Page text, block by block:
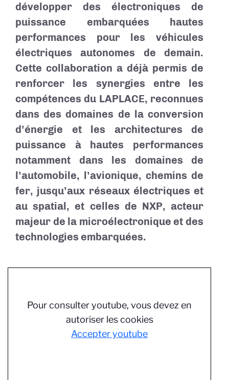
développer des électroniques de
puissance embarquées hautes
performances pour les véhicules
électriques autonomes de demain.
Cette collaboration a déjà permis de
renforcer les synergies entre les
compétences du LAPLACE, reconnues
dans des domaines de la conversion
d’énergie et les architectures de
puissance à hautes performances
notamment dans les domaines de
l’automobile, l’avionique, chemins de
fer, jusqu’aux réseaux électriques et
au spatial, et celles de NXP, acteur
majeur de la microélectronique et des
technologies embarquées.
Pour consulter youtube, vous devez en
autoriser les cookies
Accepter youtube